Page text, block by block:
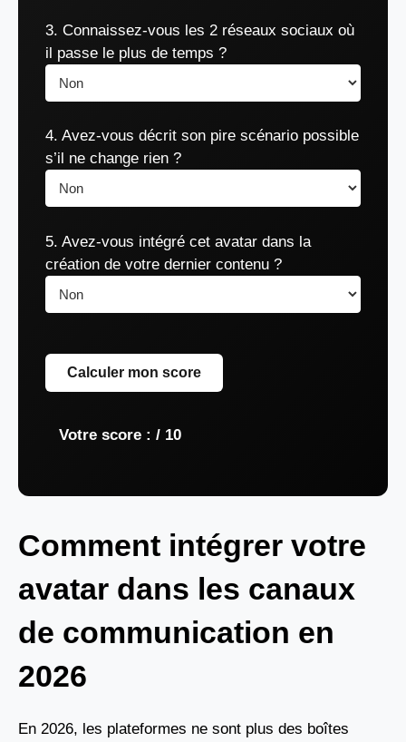
3. Connaissez-vous les 2 réseaux sociaux où
il passe le plus de temps ?
4. Avez-vous décrit son pire scénario possible
s’il ne change rien ?
5. Avez-vous intégré cet avatar dans la
création de votre dernier contenu ?
Calculer mon score
Votre score : / 10
Comment intégrer votre
avatar dans les canaux
de communication en
2026
En 2026, les plateformes ne sont plus des boîtes